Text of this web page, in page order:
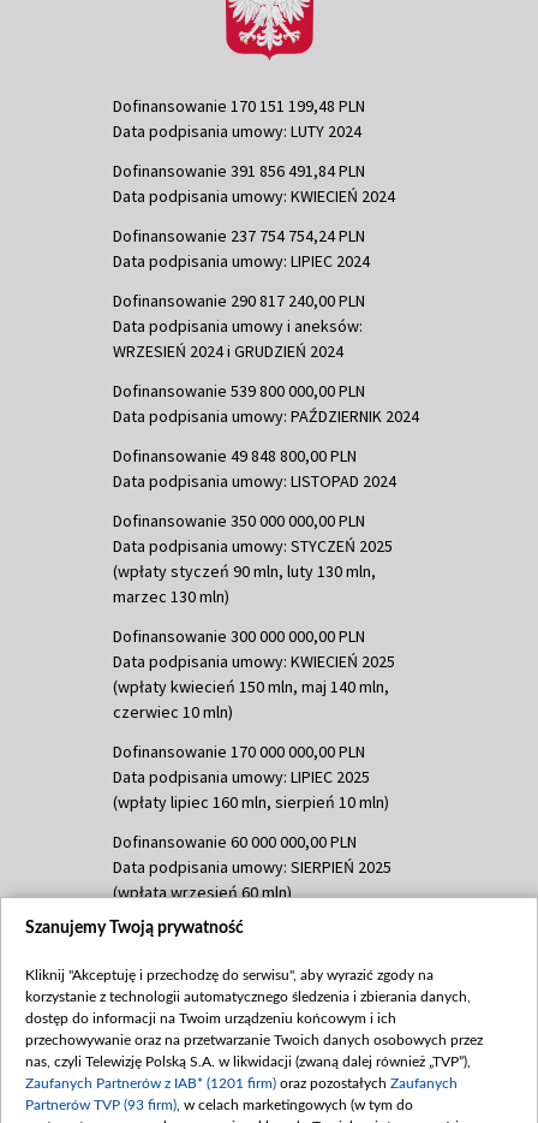
Dofinansowanie 170 151 199,48 PLN
Data podpisania umowy: LUTY 2024
Dofinansowanie 391 856 491,84 PLN
Data podpisania umowy: KWIECIEŃ 2024
Dofinansowanie 237 754 754,24 PLN
Data podpisania umowy: LIPIEC 2024
Dofinansowanie 290 817 240,00 PLN
Data podpisania umowy i aneksów:
WRZESIEŃ 2024 i GRUDZIEŃ 2024
Dofinansowanie 539 800 000,00 PLN
Data podpisania umowy: PAŹDZIERNIK 2024
Dofinansowanie 49 848 800,00 PLN
Data podpisania umowy: LISTOPAD 2024
Dofinansowanie 350 000 000,00 PLN
Data podpisania umowy: STYCZEŃ 2025
(wpłaty styczeń 90 mln, luty 130 mln,
marzec 130 mln)
Dofinansowanie 300 000 000,00 PLN
Data podpisania umowy: KWIECIEŃ 2025
(wpłaty kwiecień 150 mln, maj 140 mln,
czerwiec 10 mln)
Dofinansowanie 170 000 000,00 PLN
Data podpisania umowy: LIPIEC 2025
(wpłaty lipiec 160 mln, sierpień 10 mln)
Dofinansowanie 60 000 000,00 PLN
Data podpisania umowy: SIERPIEŃ 2025
(wpłata wrzesień 60 mln)
Dofinansowanie 635 783 051,21 PLN
(wpłata wrzesień 100 mln, październik 350
mln, listopad 265 mln)
Dofinansowanie 48 862 000,00 PLN
Data podpisania umowy: GRUDZIEŃ 2025
(wpłata grudzień 60,548 mln)
Szanujemy Twoją prywatność
Kliknij "Akceptuję i przechodzę do serwisu", aby wyrazić zgody na
korzystanie z technologii automatycznego śledzenia i zbierania danych,
dostęp do informacji na Twoim urządzeniu końcowym i ich
przechowywanie oraz na przetwarzanie Twoich danych osobowych przez
nas, czyli Telewizję Polską S.A. w likwidacji (zwaną dalej również „TVP”),
Zaufanych Partnerów z IAB* (1201 firm) oraz pozostałych Zaufanych
Partnerów TVP (93 firm) , w celach marketingowych (w tym do